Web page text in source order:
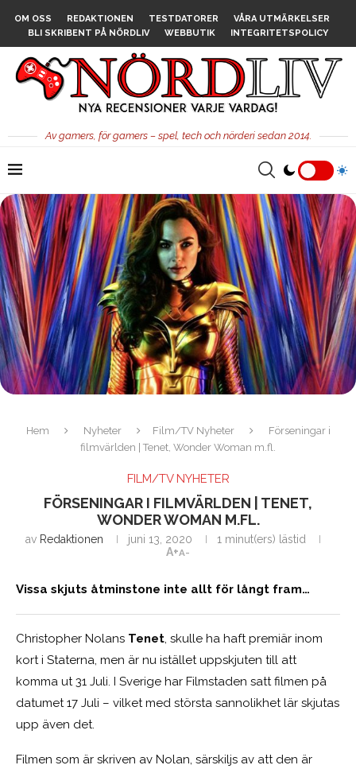
OM OSS REDAKTIONEN TESTDATORER
VÅRA UTMÄRKELSER
BLI SKRIBENT PÅ NÖRDLIV
WEBBUTIK INTEGRITETSPOLICY
Av gamers, för gamers – spel, tech och nörderi sedan 2014.
Hem Nyheter Film/TV Nyheter
Förseningar i
filmvärlden | Tenet, Wonder Woman m.fl.
FILM/TV NYHETER
FÖRSENINGAR I FILMVÄRLDEN | TENET,
WONDER WOMAN M.FL.
av Redaktionen juni 13, 2020
1 minut(ers) lästid
A+A-
Vissa skjuts åtminstone inte allt för långt fram…
Christopher Nolans Tenet, skulle ha haft premiär inom
kort i Staterna, men är nu istället uppskjuten till att
komma ut 31 Juli. I Sverige har Filmstaden satt filmen på
datumet 17 Juli – vilket med största sannolikhet lär skjutas
upp även det.
Filmen som är skriven av Nolan, särskiljs av att den är